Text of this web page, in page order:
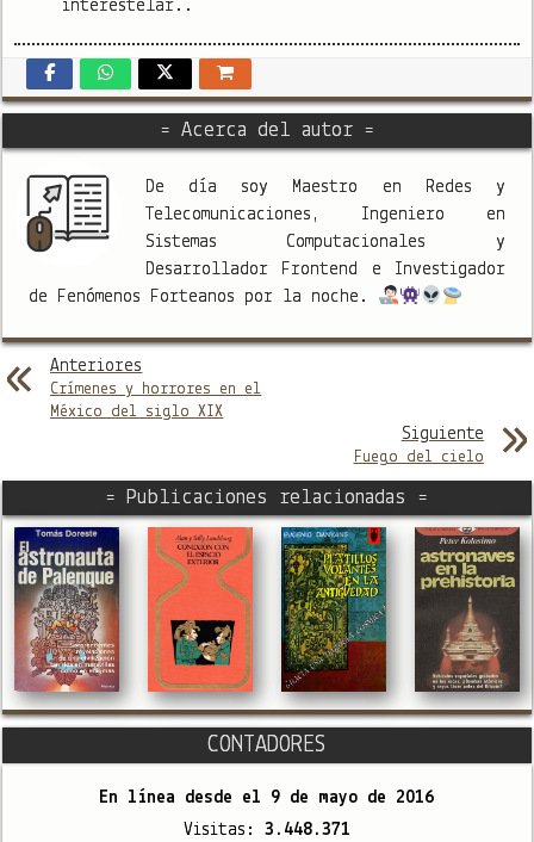
interestelar..
= Acerca del autor =
De día soy Maestro en Redes y
Telecomunicaciones, Ingeniero en
Sistemas Computacionales y
Desarrollador Frontend e Investigador
de Fenómenos Forteanos por la noche.
Anteriores
Crímenes y horrores en el
México del siglo XIX
Siguiente
Fuego del cielo
= Publicaciones relacionadas =
CONTADORES
En línea desde el 9 de mayo de 2016
Visitas: 3.448.371